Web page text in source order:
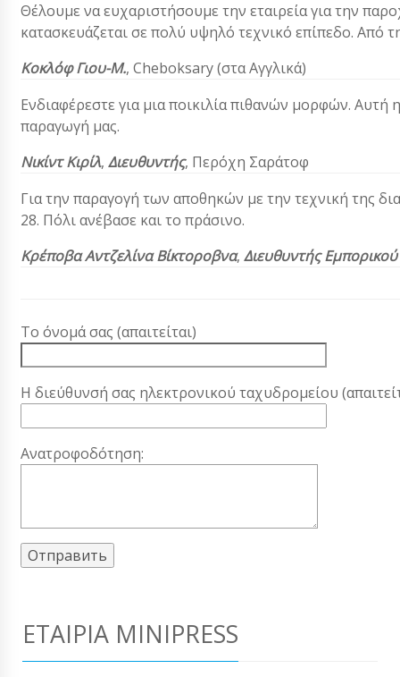
Θέλουμε να ευχαριστήσουμε την εταιρεία για την
κατασκευάζεται σε πολύ υψηλό τεχνικό επίπεδο.
ΚοκλόφΓιου-Μ., Cheboksary (στα Αγγλικά)
Ενδιαφέρεστε για μια ποικιλία πιθανών μορφών.
παραγωγή μας.
Νικίντ Κιρίλ, Διευθυντής, Περόχη Σαράτοφ
Για την παραγογή των αποθηκών με την τεχνική της
28. Πόλι ανέβασε και το πράσινο.
Κρέποβα Αντζελίνα Βίκτοροβνα, Διευθυντής
Το όνομά σας (απαιτείται)
Η διεύθυνσή σας ηλεκτρονικού ταχυδρομείου
Ανατροφοδότηση:
ΕΤΑΙΡΊΑ MINIPRESS